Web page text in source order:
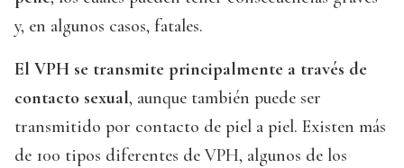
y, en algunos casos, fatales.
El VPH se transmite principalmente a través de
contacto sexual, aunque también puede ser
transmitido por contacto de piel a piel. Existen más
de 100 tipos diferentes de VPH, algunos de los